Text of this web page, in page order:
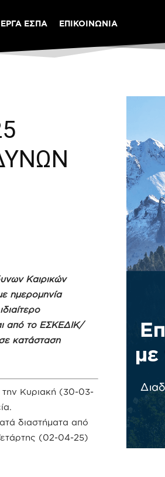
ΕΡΓΑ ΕΣΠΑ ΕΠΙΚΟΙΝΩΝΙΑ
Καιρικών
ημερομηνία
από το ΕΣΚΕΔΙΚ/
κατάσταση
την Κυριακή (30-03-
διαστήματα από
(02-04-25)